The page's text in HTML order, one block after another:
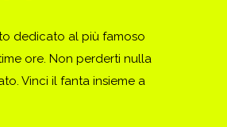
dedicato al più famoso
ore. Non perderti nulla
Vinci il fanta insieme a